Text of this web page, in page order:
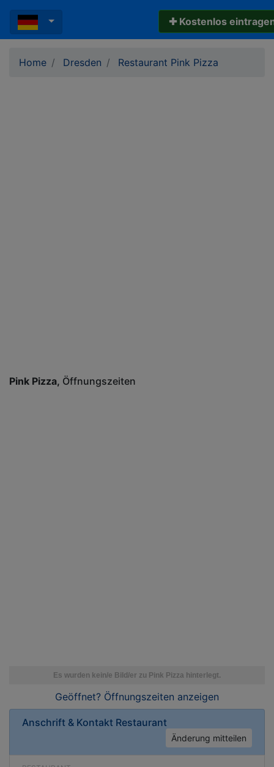
✚ Kostenlos
Home Dresden Restaurant Pink Pizza
Pink Pizza Öffnungszeiten
Geöffnet? Öffnungszeiten anzeigen
Anschrift & Kontakt Restaurant
Änderung mitteilen